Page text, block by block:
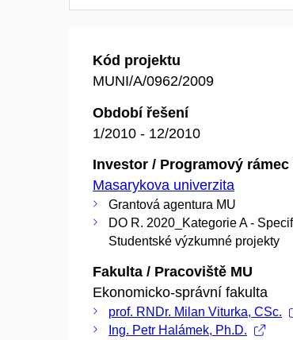
Kód projektu
MUNI/A/0962/2009
Období řešení
1/2010 - 12/2010
Investor / Programový
Masarykova univerzita
Grantová agentura MU
DO R. 2020_Kategorie A -
Studentské výzkumné projekty
Fakulta / Pracoviště MU
Ekonomicko-správní fakulta
prof. RNDr. Milan Viturka, CSc.
Ing. Petr Halámek, Ph.D.